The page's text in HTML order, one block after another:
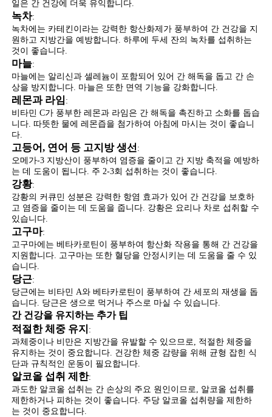
일은 간 건강에 더욱 유익합니다.
녹차:
녹차에는 카테킨이라는 강력한 항산화제가 풍부하여 간 건강을 지
원하고 지방간을 예방합니다. 하루에 두세 잔의 녹차를 섭취하는
것이 좋습니다.
마늘:
마늘에는 알리신과 셀레늄이 포함되어 있어 간 해독을 돕고 간 손
상을 방지합니다. 마늘은 또한 면역 기능을 강화합니다.
레몬과 라임 :
비타민 C가 풍부한 레몬과 라임은 간 해독을 촉진하고 소화를 돕습
니다. 따뜻한 물에 레몬즙을 첨가하여 아침에 마시는 것이 좋습니
다.
고등어, 연어 등 고지방 생선 :
오메가-3 지방산이 풍부하여 염증을 줄이고 간 지방 축적을 예방하
는 데 도움이 됩니다. 주 2-3회 섭취하는 것이 좋습니다.
강황:
강황의 커큐민 성분은 강력한 항염 효과가 있어 간 건강을 보호하
고 염증을 줄이는 데 도움을 줍니다. 강황은 요리나 차로 섭취할 수
있습니다.
고구마:
고구마에는 베타카로틴이 풍부하여 항산화 작용을 통해 간 건강을
지원합니다. 고구마는 또한 혈당을 안정시키는 데 도움을 줄 수 있
습니다.
당근:
당근에는 비타민 A와 베타카로틴이 풍부하여 간 세포의 재생을 돕
습니다. 당근은 생으로 먹거나 주스로 마실 수 있습니다.
간 건강을 유지하는 추가 팁
적절한 체중 유지 :
과체중이나 비만은 지방간을 유발할 수 있으므로, 적절한 체중을
유지하는 것이 중요합니다. 건강한 체중 감량을 위해 균형 잡힌 식
단과 규칙적인 운동이 필요합니다.
알코올 섭취 제한:
과도한 알코올 섭취는 간 손상의 주요 원인이므로, 알코올 섭취를
제한하거나 피하는 것이 좋습니다. 주당 알코올 섭취량을 제한하
는 것이 중요합니다.